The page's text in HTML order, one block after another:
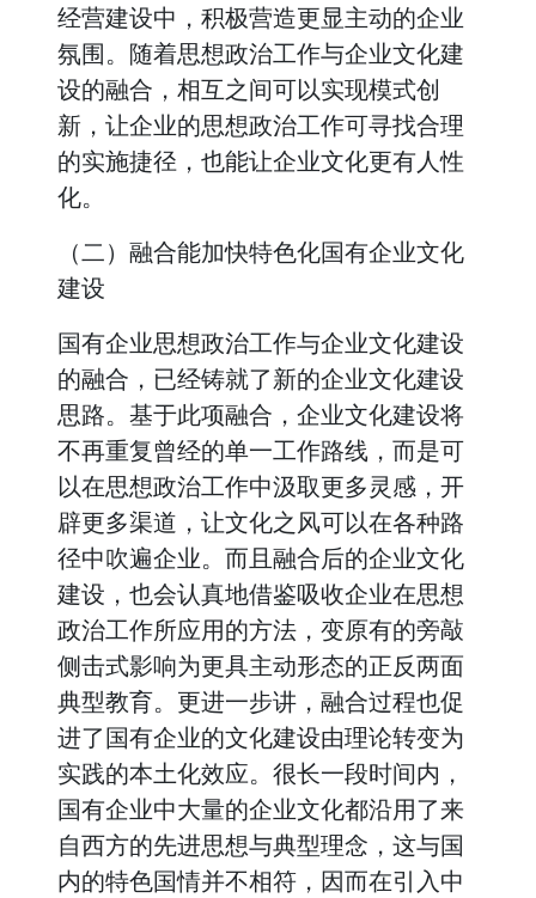
经营建设中，积极营造更显主动的企业
氛围。随着思想政治工作与企业文化建
设的融合，相互之间可以实现模式创
新，让企业的思想政治工作可寻找合理
的实施捷径，也能让企业文化更有人性
化。
（二）融合能加快特色化国有企业文化
建设
国有企业思想政治工作与企业文化建设
的融合，已经铸就了新的企业文化建设
思路。基于此项融合，企业文化建设将
不再重复曾经的单一工作路线，而是可
以在思想政治工作中汲取更多灵感，开
辟更多渠道，让文化之风可以在各种路
径中吹遍企业。而且融合后的企业文化
建设，也会认真地借鉴吸收企业在思想
政治工作所应用的方法，变原有的旁敲
侧击式影响为更具主动形态的正反两面
典型教育。更进一步讲，融合过程也促
进了国有企业的文化建设由理论转变为
实践的本土化效应。很长一段时间内，
国有企业中大量的企业文化都沿用了来
自西方的先进思想与典型理念，这与国
内的特色国情并不相符，因而在引入中